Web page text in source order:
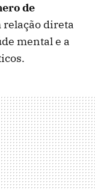
de
relação direta
mental e a